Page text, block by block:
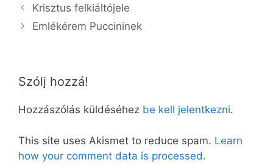
Krisztus felkiáltójele
Emlékérem Puccininek
Szólj hozzá!
Hozzászólás küldéséhez be kell jelentkezni.
This site uses Akismet to reduce spam. Learn
how your comment data is processed.